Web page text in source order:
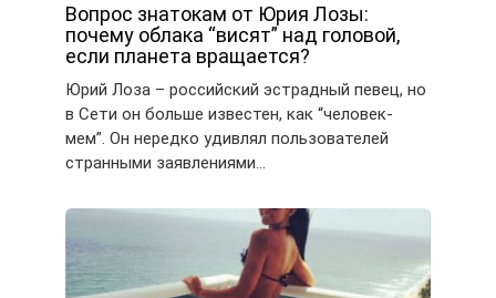
Вопрос знатокам от Юрия Лозы:
почему облака “висят” над головой,
если планета вращается?
Юрий Лоза – российский эстрадный певец, но
в Сети он больше известен, как “человек-
мем”. Он нередко удивлял пользователей
странными заявлениями…